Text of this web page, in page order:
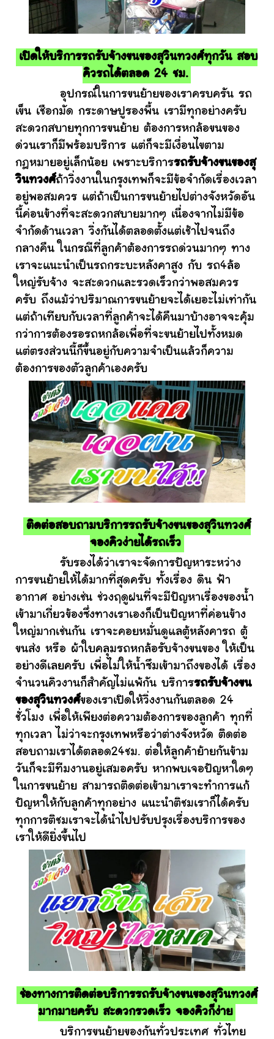
เปิดให้บริการรถรับจ้างขนของสุวินทวงศ์ทุกวัน สอบ
คิวรถได้ตลอด 24 ชม.
อุปกรณ์ในการขนย้ายของเราครบครัน รถ
เข็น เชือกมัด กระดาษปูรองพื้น เรามีทุกอย่างครับ
สะดวกสบายทุกการขนย้าย ต้องการหกล้อขนของ
ด่วนเราก็มีพร้อมบริการ แต่ก็จะมีเงื่อนไขตาม
กฎหมายอยู่เล็กน้อย เพราะบริการรถรับจ้างขนของสุ
วินทวงศ์ถ้าวิ่งงานในกรุงเทพก็จะมีข้อจำกัดเรื่องเวลา
อยู่พอสมควร แต่ถ้าเป็นการขนย้ายไปต่างจังหวัดอัน
นี้ค่อนข้างที่จะสะดวกสบายมากๆ เนื่องจากไม่มีข้อ
จำกัดด้านเวลา วิ่งกันได้ตลอดตั้งแต่เช้าไปจนถึง
กลางคืน ในกรณีที่ลูกค้าต้องการรถด่วนมากๆ ทาง
เราจะแนะนำเป็นรถกระบะหลังคาสูง กับ รถ4ล้อ
ใหญ่รับจ้าง จะสะดวกและรวดเร็วกว่าพอสมควร
ครับ ถึงแม้ว่าปริมาณการขนย้ายจะได้เยอะไม่เท่ากัน
แต่ถ้าเทียบกับเวลาที่ลูกค้าจะได้คืนมาบ้างอาจจะคุ้ม
กว่าการต้องรอรถหกล้อเพื่อที่จะขนย้ายไปทั้งหมด
แต่ตรงส่วนนี้ก็ขึ้นอยู่กับความจำเป็นแล้วก็ความ
ต้องการของตัวลูกค้าเองครับ
ติดต่อสอบถามบริการรถรับจ้างขนของสุวินทวงศ์
จองคิวง่ายได้รถเร็ว
รับรองได้ว่าเราจะจัดการปัญหาระหว่าง
การขนย้ายให้ได้มากที่สุดครับ ทั้งเรื่อง ดิน ฟ้า
อากาศ อย่างเช่น ช่วงฤดูฝนที่จะมีปัญหาเรื่องของน้ำ
เข้ามาเกี่ยวข้องซึ่งทางเราเองก็เป็นปัญหาที่ค่อนข้าง
ใหญ่มากเช่นกัน เราจะคอยหมั่นดูแลตู้หลังคารถ ตู้
ขนส่ง หรือ ผ้าใบคลุมรถหกล้อรับจ้างขนของ ให้เป็น
อย่างดีเลยครับ เพื่อไม่ให้น้ำซึมเข้ามาถึงของได้ เรื่อง
จำนวนคิวงานก็สำคัญไม่แพ้กัน บริการรถรับจ้างขน
ของสุวินทวงศ์ของเราเปิดให้วิ่งงานกันตลอด 24
ชั่วโมง เพื่อให้เพียงต่อความต้องการของลูกค้า ทุกที่
ทุกเวลา ไม่ว่าจะกรุงเทพหรือว่าต่างจังหวัด ติดต่อ
สอบถามเราได้ตลอด24ชม. ต่อให้ลูกค้าย้ายกันข้าม
วันก็จะมีทีมงานอยู่เสมอครับ หากพบเจอปัญหาใดๆ
ในการขนย้าย สามารถติดต่อเข้ามาเราจะทำการแก้
ปัญหาให้กับลูกค้าทุกอย่าง แนะนำติชมเราก็ได้ครับ
ทุกการติชมเราจะได้นำไปปรับปรุงเรื่องบริการของ
เราให้ดียิ่งขึ้นไป
ช่องทางการติดต่อบริการรถรับจ้างขนของสุวินทวงศ์
มากมายครับ สะดวกรวดเร็ว จองคิวก็ง่าย
บริการขนย้ายของกันทั่วประเทศ ทั่วไทย